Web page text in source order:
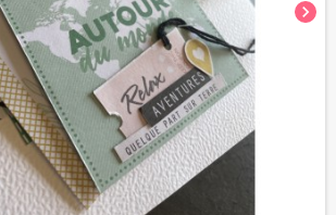
chevron_right